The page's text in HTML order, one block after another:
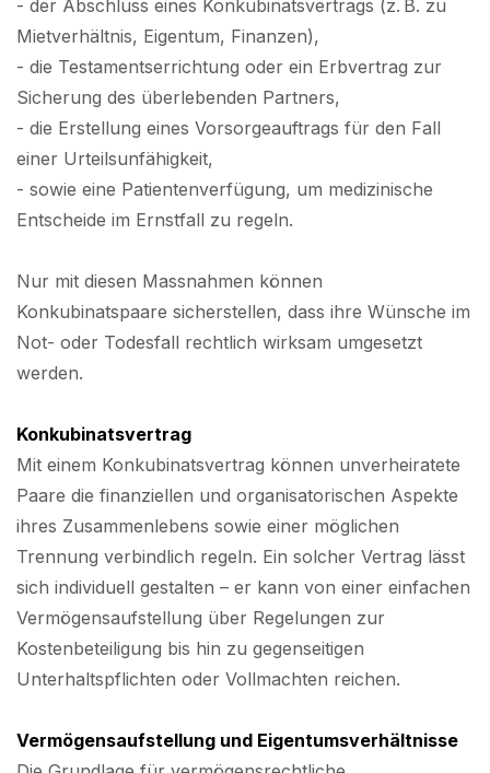
- der Abschluss eines Konkubinatsvertrags (z. B. zu
Mietverhältnis, Eigentum, Finanzen),
- die Testamentserrichtung oder ein Erbvertrag zur
Sicherung des überlebenden Partners,
- die Erstellung eines Vorsorgeauftrags für den Fall
einer Urteilsunfähigkeit,
- sowie eine Patientenverfügung, um medizinische
Entscheide im Ernstfall zu regeln.
Nur mit diesen Massnahmen können
Konkubinatspaare sicherstellen, dass ihre Wünsche im
Not- oder Todesfall rechtlich wirksam umgesetzt
werden.
Konkubinatsvertrag
Mit einem Konkubinatsvertrag können unverheiratete
Paare die finanziellen und organisatorischen Aspekte
ihres Zusammenlebens sowie einer möglichen
Trennung verbindlich regeln. Ein solcher Vertrag lässt
sich individuell gestalten – er kann von einer einfachen
Vermögensaufstellung über Regelungen zur
Kostenbeteiligung bis hin zu gegenseitigen
Unterhaltspflichten oder Vollmachten reichen.
Vermögensaufstellung und Eigentumsverhältnisse